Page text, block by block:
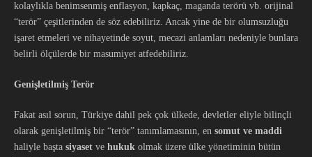
kolaylıkla benimsenmiş enflasyon, kapkaç, maganda terörü vb. orijinal
“terör” çeşitlerinden de söz edebiliriz. Ancak yine de bir olumsuzluğu
işaret etmeleri ve nihayetinde soyut, mecazi anlamları nedeniyle bunlara
belirli ölçülerde bir masumiyet atfedebiliriz.
Genişletilmiş Terör
Fakat asıl sorun, Türkiye dahil pek çok ülkede, devletler eliyle bilinçli
olarak genişletilmiş bir “terör” tanımlamasının, en somut ve maddi
haliyle başta siyaset ve hukuk olmak üzere ülke yönetiminin bütün